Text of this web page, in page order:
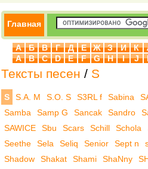
Главная
А Б В Г Д Е Ж З И К
A
B C D E F G H I J
Тексты песен / S
S S.A. M S.O. S S3RL f Sabina
Samba
Samp G Sancak Sandro
SAWICE
Sbu Scars Schill Schola
Seethe
Sela Seliq Senior Sept n
Shadow
Shakat Shami ShaNny